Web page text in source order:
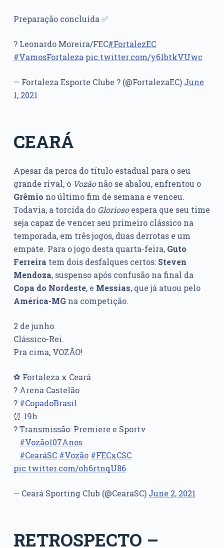
Preparação concluída ✅
? Leonardo Moreira/FEC#FortalezEC
#VamosFortaleza pic.twitter.com/y61btkVUwc
— Fortaleza Esporte Clube ? (@FortalezaEC) June
1, 2021
CEARÁ
Apesar da perca do título estadual para o seu
grande rival, o Vozãonão se abalou, enfrentou o
Grêmio no último fim de semana e venceu.
Todavia, a torcida do Gloriosoespera que seu time
seja capaz de vencer seu primeiro clássico na
temporada, em três jogos, duas derrotas e um
empate. Para o jogo desta quarta-feira, Guto
Ferreira tem dois desfalques certos: Steven
Mendoza, suspenso após confusão na final da
Copa do Nordeste, e Messias, que já atuou pelo
América-MG na competição.
2 de junho.
Clássico-Rei.
Pra cima, VOZÃO!
⚽ Fortaleza x Ceará
? Arena Castelão
? #CopadoBrasil
⏰ 19h
? Transmissão: Premiere e Sportv
#Vozão107Anos
#CearáSC #Vozão #FECxCSC
pic.twitter.com/oh6rtnqU86
— Ceará Sporting Club (@CearaSC) June 2, 2021
RETROSPECTO –